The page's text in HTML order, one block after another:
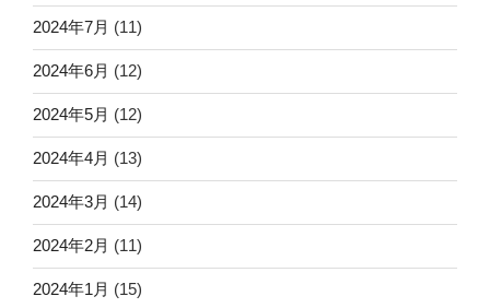
2024年7月 (11)
2024年6月 (12)
2024年5月 (12)
2024年4月 (13)
2024年3月 (14)
2024年2月 (11)
2024年1月 (15)